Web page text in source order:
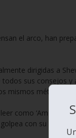
el arco, han
dirigidas a
todos sus consejos
mismos métodos de
como ‘Am Lak’,
con su cola.